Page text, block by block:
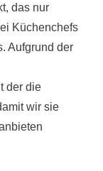
Küchenchefs
Aufgrund der
die
wir sie